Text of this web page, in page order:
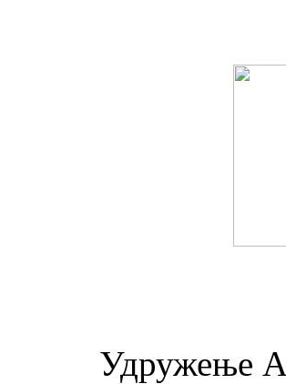
Удружењe